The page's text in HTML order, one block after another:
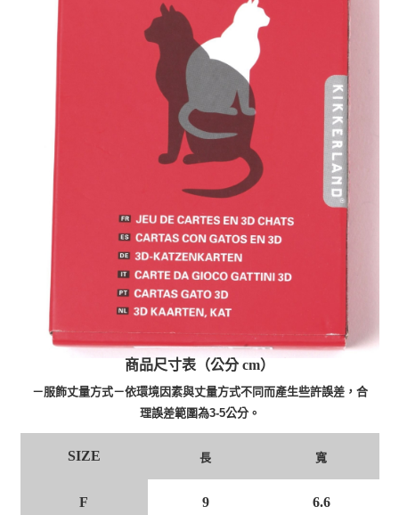
商品尺寸表（公分 cm）
－服飾丈量方式－依環境因素與丈量方式不同而產生些許誤差，合
理誤差範圍為3-5公分。
SIZE 長 寬
F 9 6.6